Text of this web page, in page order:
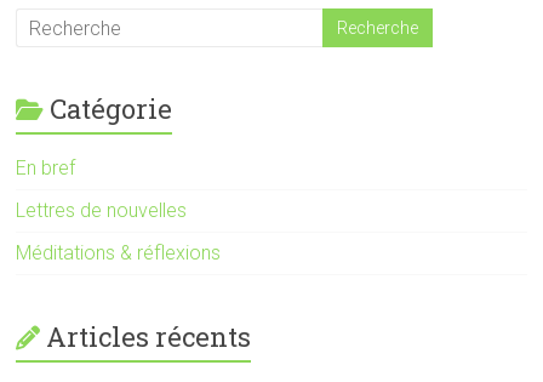
Catégorie
En bref
Lettres de nouvelles
Méditations & réflexions
Articles récents